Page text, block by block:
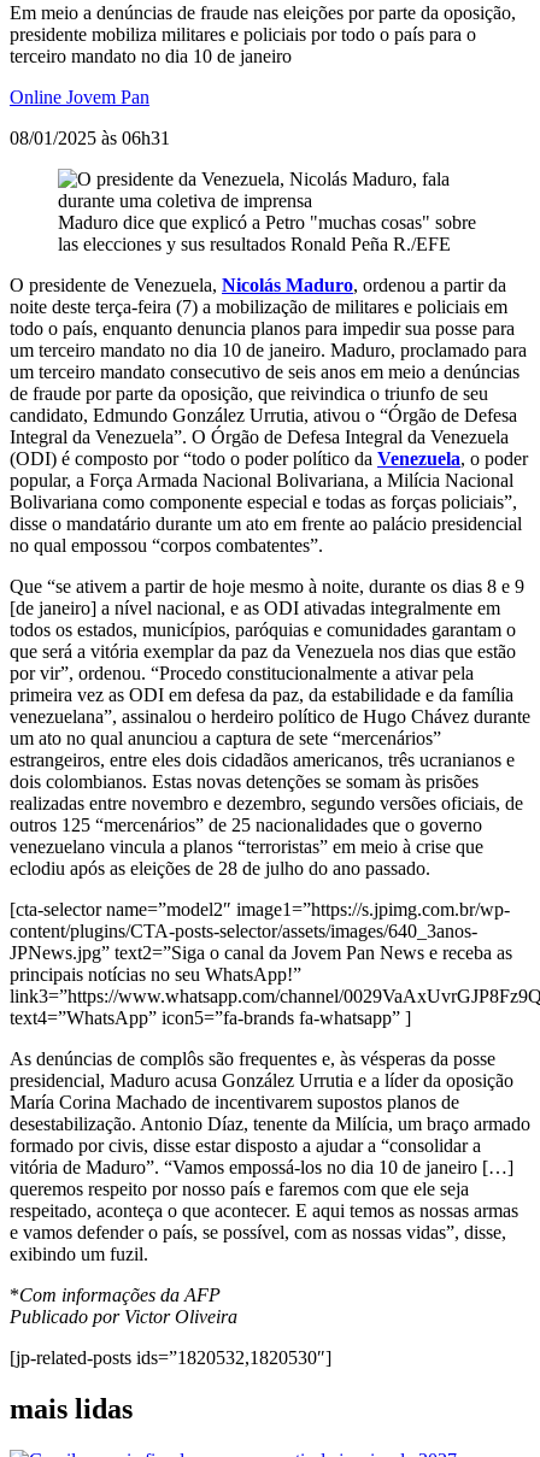
Em meio a denúncias de fraude nas eleições por parte da oposição,
presidente mobiliza militares e policiais por todo o país para o
terceiro mandato no dia 10 de janeiro
Online Jovem Pan
08/01/2025 às 06h31
Maduro dice que explicó a Petro "muchas cosas" sobre
las elecciones y sus resultados Ronald Peña R./EFE
O presidente de Venezuela, Nicolás Maduro, ordenou a partir da
noite deste terça-feira (7) a mobilização de militares e policiais em
todo o país, enquanto denuncia planos para impedir sua posse para
um terceiro mandato no dia 10 de janeiro. Maduro, proclamado para
um terceiro mandato consecutivo de seis anos em meio a denúncias
de fraude por parte da oposição, que reivindica o triunfo de seu
candidato, Edmundo González Urrutia, ativou o “Órgão de Defesa
Integral da Venezuela”. O Órgão de Defesa Integral da Venezuela
(ODI) é composto por “todo o poder político da Venezuela, o poder
popular, a Força Armada Nacional Bolivariana, a Milícia Nacional
Bolivariana como componente especial e todas as forças policiais”,
disse o mandatário durante um ato em frente ao palácio presidencial
no qual empossou “corpos combatentes”.
Que “se ativem a partir de hoje mesmo à noite, durante os dias 8 e 9
[de janeiro] a nível nacional, e as ODI ativadas integralmente em
todos os estados, municípios, paróquias e comunidades garantam o
que será a vitória exemplar da paz da Venezuela nos dias que estão
por vir”, ordenou. “Procedo constitucionalmente a ativar pela
primeira vez as ODI em defesa da paz, da estabilidade e da família
venezuelana”, assinalou o herdeiro político de Hugo Chávez durante
um ato no qual anunciou a captura de sete “mercenários”
estrangeiros, entre eles dois cidadãos americanos, três ucranianos e
dois colombianos. Estas novas detenções se somam às prisões
realizadas entre novembro e dezembro, segundo versões oficiais, de
outros 125 “mercenários” de 25 nacionalidades que o governo
venezuelano vincula a planos “terroristas” em meio à crise que
eclodiu após as eleições de 28 de julho do ano passado.
[cta-selector name=”model2″ image1=”https://s.jpimg.com.br/wp-
content/plugins/CTA-posts-selector/assets/images/640_3anos-
JPNews.jpg” text2=”Siga o canal da Jovem Pan News e receba as
principais notícias no seu WhatsApp!”
link3=”https://www.whatsapp.com/channel/
text4=”WhatsApp” icon5=”fa-brands fa-whatsapp” ]
As denúncias de complôs são frequentes e, às vésperas da posse
presidencial, Maduro acusa González Urrutia e a líder da oposição
María Corina Machado de incentivarem supostos planos de
desestabilização. Antonio Díaz, tenente da Milícia, um braço armado
formado por civis, disse estar disposto a ajudar a “consolidar a
vitória de Maduro”. “Vamos empossá-los no dia 10 de janeiro […]
queremos respeito por nosso país e faremos com que ele seja
respeitado, aconteça o que acontecer. E aqui temos as nossas armas
e vamos defender o país, se possível, com as nossas vidas”, disse,
exibindo um fuzil.
*Com informações da AFP
Publicado por Victor Oliveira
[jp-related-posts ids=”1820532,1820530″]
mais lidas